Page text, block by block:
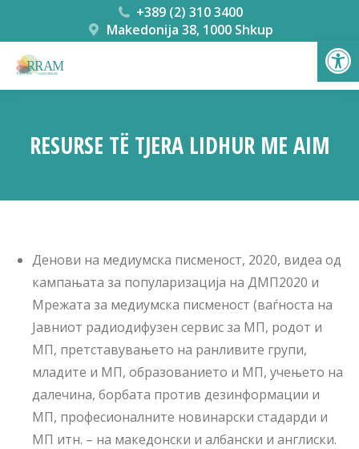
+389 (2) 310 3400
Makedonija 38, 1000 Shkup
RESURSE TË TJERA LIDHUR ME AIM
Денови на медиумска писменост, 2020, видеа од
кампањата за популаризација на ДМП2020 и
Мрежата за медиумска писменост (ваѓноста на
Јавниот радиодифузен сервис за МП, родот и
МП, претставувањето на ранливите групи,
младите и МП, образованието и МП, учењето на
далечина, борбата против дезинформации и
МП, професионалните новинарски стадарди и
МП итн. – на македонски и албански и англиски.